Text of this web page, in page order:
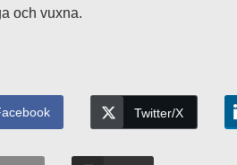
och vuxna.
Twitter/X